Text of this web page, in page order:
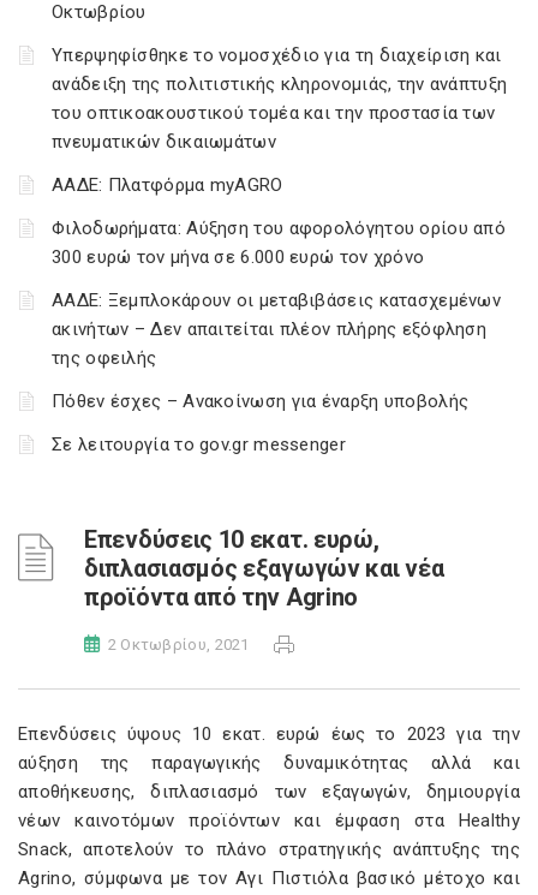
Οκτωβρίου
Υπερψηφίσθηκε το νομοσχέδιο για τη διαχείριση και
ανάδειξη της πολιτιστικής κληρονομιάς, την ανάπτυξη
του οπτικοακουστικού τομέα και την προστασία των
πνευματικών δικαιωμάτων
ΑΑΔΕ: Πλατφόρμα myAGRO
Φιλοδωρήματα: Αύξηση του αφορολόγητου ορίου από
300 ευρώ τον μήνα σε 6.000 ευρώ τον χρόνο
ΑΑΔΕ: Ξεμπλοκάρουν οι μεταβιβάσεις κατασχεμένων
ακινήτων – Δεν απαιτείται πλέον πλήρης εξόφληση
της οφειλής
Πόθεν έσχες – Ανακοίνωση για έναρξη υποβολής
Σε λειτουργία το gov.gr messenger
Επενδύσεις 10 εκατ. ευρώ,
διπλασιασμός εξαγωγών και νέα
προϊόντα από την Agrino
2 Οκτωβρίου, 2021
Επενδύσεις ύψους 10 εκατ. ευρώ έως το 2023 για την
αύξηση της παραγωγικής δυναμικότητας αλλά και
αποθήκευσης, διπλασιασμό των εξαγωγών, δημιουργία
νέων καινοτόμων προϊόντων και έμφαση στα Healthy
Snack, αποτελούν το πλάνο στρατηγικής ανάπτυξης της
Agrino, σύμφωνα με τον Αγι Πιστιόλα βασικό μέτοχο και